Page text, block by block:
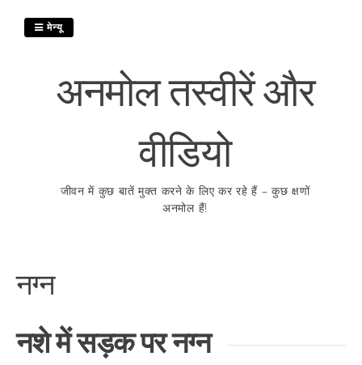
अनमोल तस्वीरें और
वीडियो
जीवन में कुछ बातें मुक्त करने के लिए कर रहे हैं – कुछ क्षणों
अनमोल हैं!
मेन्यू
नग्न
नशे में सड़क पर नग्न